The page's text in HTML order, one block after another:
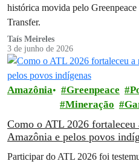
histórica movida pelo
Transfer.
Taís Meireles
3 de junho de 2026
Amazônia Greenpeace
Mineração
Como o ATL 2026 fortaleceu
Amazônia e pelos povos
Participar do ATL 2026 foi